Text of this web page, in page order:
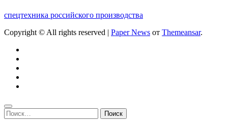
спецтехника российского производства
Copyright © All rights reserved | Paper News от Themeansar.
Найти: